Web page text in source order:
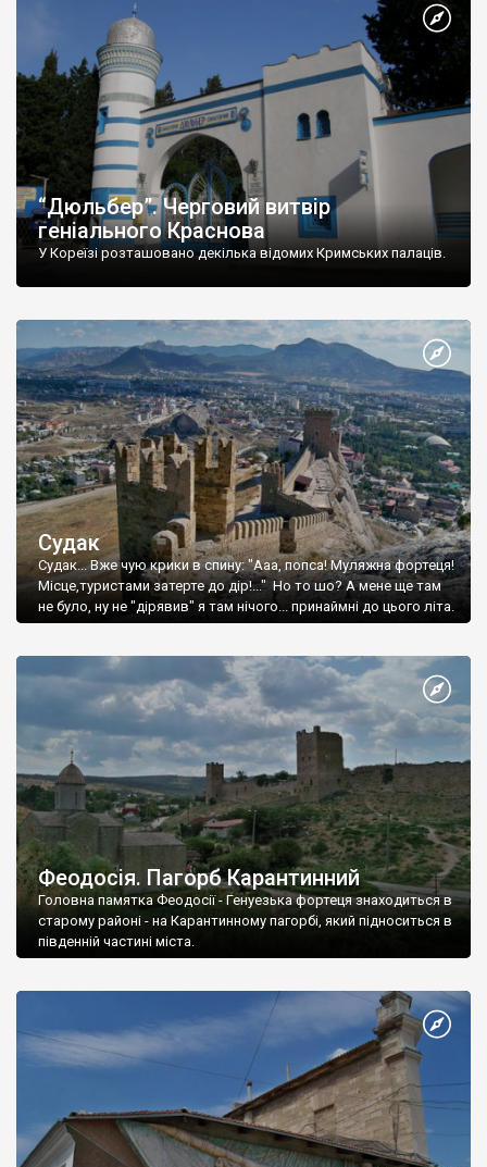
“Дюльбер”. Черговий витвір
геніального Краснова
У Кореїзі розташовано декілька відомих Кримських палаців.
Судак
Судак... Вже чую крики в спину: "Ааа, попса! Муляжна фортеця!
Місце,туристами затерте до дір!..." Но то шо? А мене ще там
не було, ну не "дірявив" я там нічого... принаймні до цього літа.
Феодосія. Пагорб Карантинний
Головна памятка Феодосії - Генуезька фортеця знаходиться в
старому районі - на Карантинному пагорбі, який підноситься в
південній частині міста.